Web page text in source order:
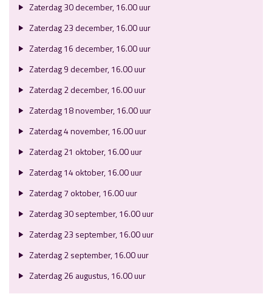
Zaterdag 30 december, 16.00 uur
Zaterdag 23 december, 16.00 uur
Zaterdag 16 december, 16.00 uur
Zaterdag 9 december, 16.00 uur
Zaterdag 2 december, 16.00 uur
Zaterdag 18 november, 16.00 uur
Zaterdag 4 november, 16.00 uur
Zaterdag 21 oktober, 16.00 uur
Zaterdag 14 oktober, 16.00 uur
Zaterdag 7 oktober, 16.00 uur
Zaterdag 30 september, 16.00 uur
Zaterdag 23 september, 16.00 uur
Zaterdag 2 september, 16.00 uur
Zaterdag 26 augustus, 16.00 uur